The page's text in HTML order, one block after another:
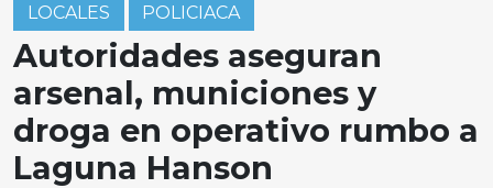
LOCALES POLICIACA
Autoridades aseguran
arsenal, municiones y
droga en operativo rumbo a
Laguna Hanson